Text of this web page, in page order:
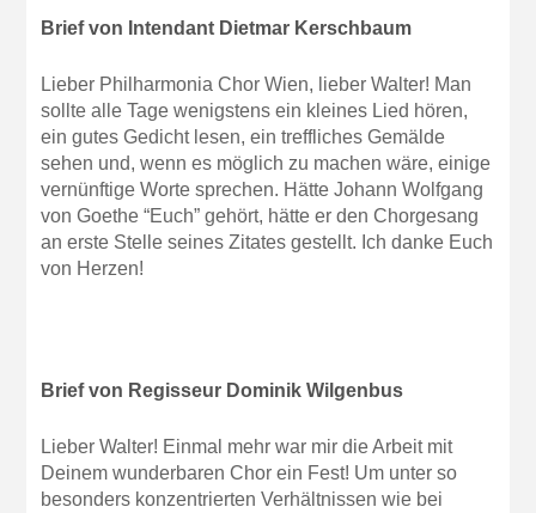
Brief von Intendant Dietmar Kerschbaum
Lieber Philharmonia Chor Wien, lieber Walter! Man
sollte alle Tage wenigstens ein kleines Lied hören,
ein gutes Gedicht lesen, ein treffliches Gemälde
sehen und, wenn es möglich zu machen wäre, einige
vernünftige Worte sprechen. Hätte Johann Wolfgang
von Goethe “Euch” gehört, hätte er den Chorgesang
an erste Stelle seines Zitates gestellt. Ich danke Euch
von Herzen!
Brief von Regisseur Dominik Wilgenbus
Lieber Walter! Einmal mehr war mir die Arbeit mit
Deinem wunderbaren Chor ein Fest! Um unter so
besonders konzentrierten Verhältnissen wie bei